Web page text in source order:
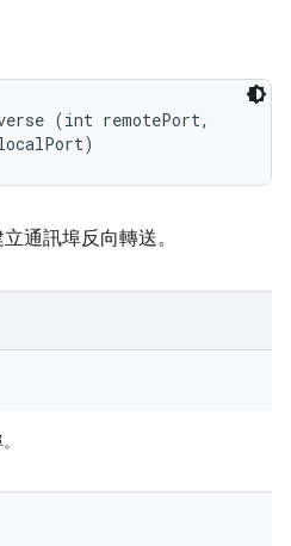
(int remotePort,
通訊埠反向轉送。